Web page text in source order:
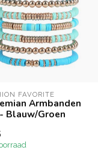
FAVORITE
Armbanden
Blauw/Groen